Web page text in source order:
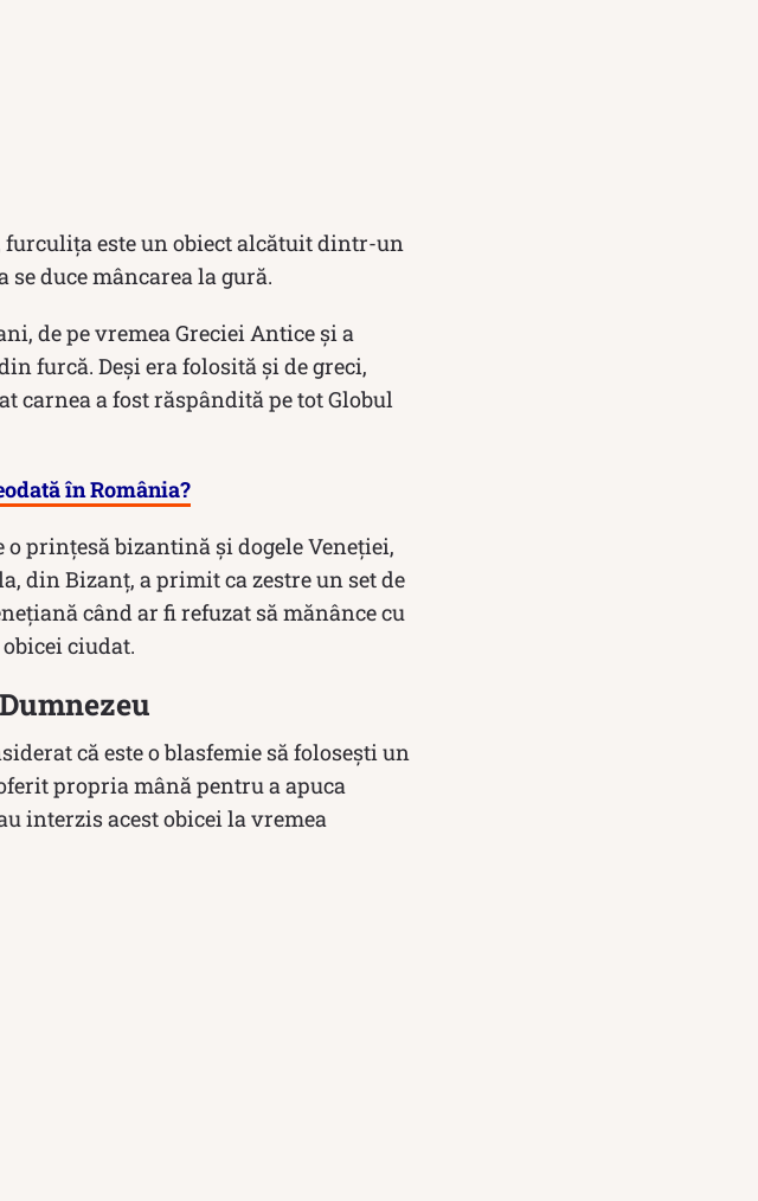
furculița este un obiect alcătuit dintr-un
duce mâncarea la gură.
de pe vremea Greciei Antice și a
furcă. Deși era folosită și de greci,
a fost răspândită pe tot Globul
în România?
prinţesă bizantină şi dogele Veneţiei,
din Bizanţ, a primit ca zestre un set de
când ar fi refuzat să mănânce cu
ciudat.
că este o blasfemie să foloseşti un
propria mână pentru a apuca
interzis acest obicei la vremea